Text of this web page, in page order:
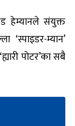
हेम्यानले संयुक्त
म्यान’
पोटर’का सबै